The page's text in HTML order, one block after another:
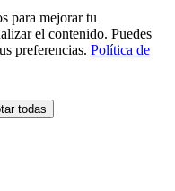
para mejorar tu
el contenido. Puedes
preferencias. Política de
todas